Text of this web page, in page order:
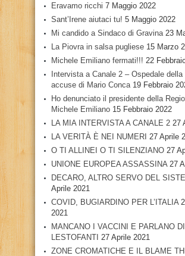
Eravamo ricchi 7 Maggio 2022
Sant’Irene aiutaci tu! 5 Maggio 2022
Mi candido a Sindaco di Gravina 23
La Piovra in salsa pugliese 15 Marzo
Michele Emiliano fermati!!! 22
Intervista a Canale 2 – Ospedale della
accuse di Mario Conca 19 Febbraio
Ho denunciato il presidente della
Michele Emiliano 15 Febbraio 2022
LA MIA INTERVISTA A CANALE 2 27
LA VERITÀ È NEI NUMERI 27 Aprile
O TI ALLINEI O TI SILENZIANO 27
UNIONE EUROPEA ASSASSINA 27
DECARO, ALTRO SERVO DEL
Aprile 2021
COVID, BUGIARDINO PER L’ITALIA
2021
MANCANO I VACCINI E PARLANO
LESTOFANTI 27 Aprile 2021
ZONE CROMATICHE E IL BLAME